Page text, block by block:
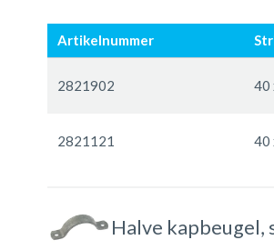
naar
het
van
gallerij
naar
het
van
gallerij
productitems
Artikelnummer
2821902 40
2821121 40
Halve kapbeugel,